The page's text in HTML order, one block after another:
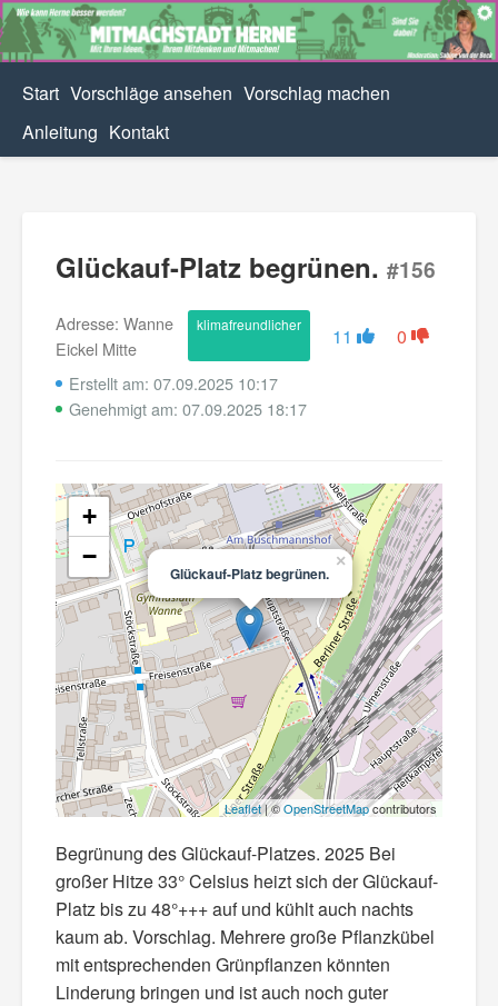
Start Vorschläge ansehen Vorschlag machen
Anleitung Kontakt
Glückauf-Platz begrünen. #156
Adresse: Wanne
Eickel Mitte
klimafreundlicher 11 0
Erstellt am: 07.09.2025 10:17
Genehmigt am: 07.09.2025 18:17
Glückauf-Platz begrünen.
×
+
−
Leaflet| ©OpenStreetMapcontributors
Begrünung des Glückauf-Platzes. 2025 Bei
großer Hitze 33° Celsius heizt sich der Glückauf-
Platz bis zu 48°+++ auf und kühlt auch nachts
kaum ab. Vorschlag. Mehrere große Pflanzkübel
mit entsprechenden Grünpflanzen könnten
Linderung bringen und ist auch noch guter